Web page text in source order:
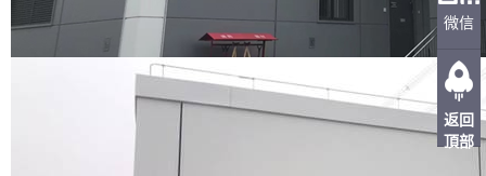
微信
返回
頂部